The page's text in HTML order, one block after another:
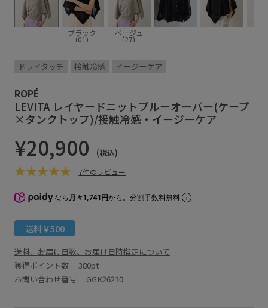
ブラック
(01)
ベージュ
(27)
ドライタッチ 接触冷感 イージーケア
ROPÉ
LEVITA レイヤードニットプルーオーバー(ケープ
×タンクトップ)/接触冷感・イージーケア
¥20,900 (税込)
7件のレビュー
なら 月々1,741円から。分割手数料無料
送料￥500
送料、お届け日数、お届け日時指定について
獲得ポイント数 380pt
お問い合わせ番号 GGK26210